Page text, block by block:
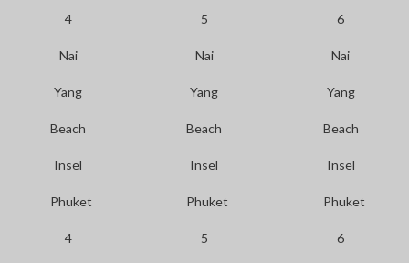
Nai
Yang
Beach
Insel
Phuket
4
Nai
Yang
Beach
Insel
Phuket
5
Nai
Yang
Beach
Insel
Phuket
6